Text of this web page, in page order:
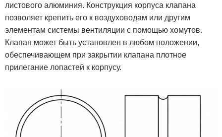
листового алюминия. Конструкция корпуса клапана
позволяет крепить его к воздуховодам или другим
элементам системы вентиляции с помощью хомутов.
Клапан может быть установлен в любом положении,
обеспечивающем при закрытии клапана плотное
прилегание лопастей к корпусу.